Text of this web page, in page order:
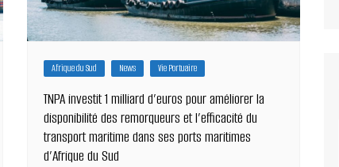
Afrique du Sud News Vie Portuaire
TNPA investit 1 milliard d’euros pour améliorer la
disponibilité des remorqueurs et l’efficacité du
transport maritime dans ses ports maritimes
d’Afrique du Sud